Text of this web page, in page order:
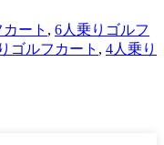
ート , 6人乗りゴルフ
ゴルフカート , 4人乗り